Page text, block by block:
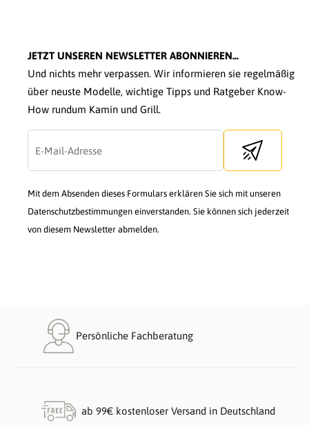
JETZT UNSEREN NEWSLETTER ABONNIEREN...
Und nichts mehr verpassen. Wir informieren sie regelmäßig
über neuste Modelle, wichtige Tipps und Ratgeber Know-
How rundum Kamin und Grill.
Send
Mit dem Absenden dieses Formulars erklären Sie sich mit unseren
Datenschutzbestimmungen einverstanden. Sie können sich jederzeit
von diesem Newsletter abmelden.
Persönliche Fachberatung
ab 99€ kostenloser Versand in Deutschland